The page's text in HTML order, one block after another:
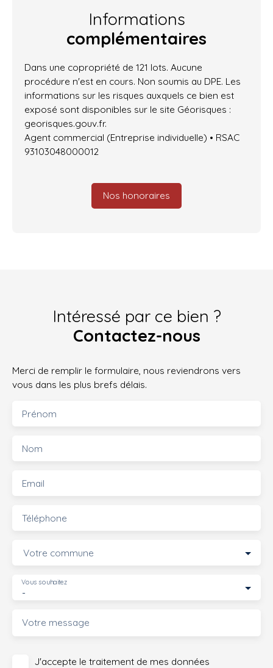
Informations
complémentaires
Dans une copropriété de 121 lots. Aucune
procédure n'est en cours. Non soumis au DPE. Les
informations sur les risques auxquels ce bien est
exposé sont disponibles sur le site Géorisques :
georisques.gouv.fr.
Agent commercial (Entreprise individuelle) • RSAC
93103048000012
Nos honoraires
Intéressé par ce bien ?
Contactez-nous
Merci de remplir le formulaire, nous reviendrons vers
vous dans les plus brefs délais.
Prénom
Nom
Email
Téléphone
Votre commune
-
Vous souhaitez
Votre message
J'accepte le traitement de mes données